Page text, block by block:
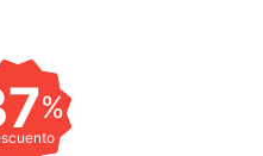
%